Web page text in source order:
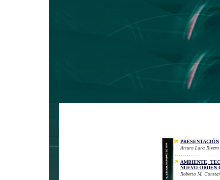
PRESENTACIÓN
Arturo Lara Rivero
AMBIENTE,
NUEVO ORDEN
Roberto M.